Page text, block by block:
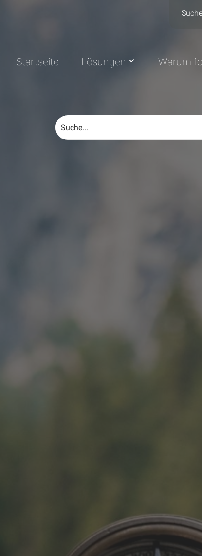
Suche
Startseite Lösungen Warum